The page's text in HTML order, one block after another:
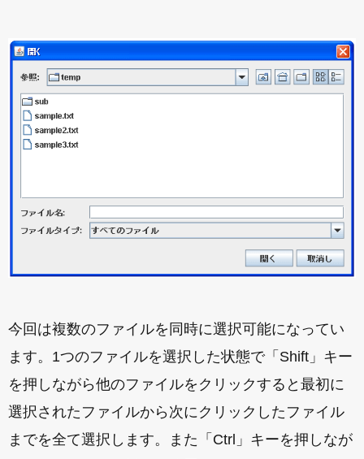
今回は複数のファイルを同時に選択可能になってい
ます。1つのファイルを選択した状態で「Shift」キー
を押しながら他のファイルをクリックすると最初に
選択されたファイルから次にクリックしたファイル
までを全て選択します。また「Ctrl」キーを押しなが